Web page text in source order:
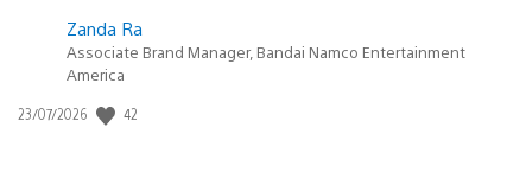
Zanda Ra
Associate Brand Manager, Bandai Namco Entertainment
America
Data
23/07/2026 42